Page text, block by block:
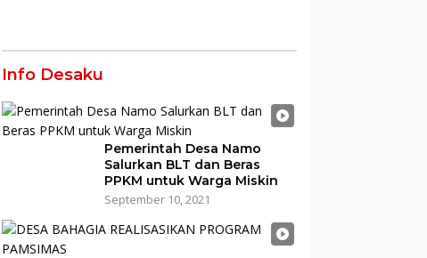
Info Desaku
Pemerintah Desa Namo
Salurkan BLT dan Beras
PPKM untuk Warga Miskin
September 10, 2021